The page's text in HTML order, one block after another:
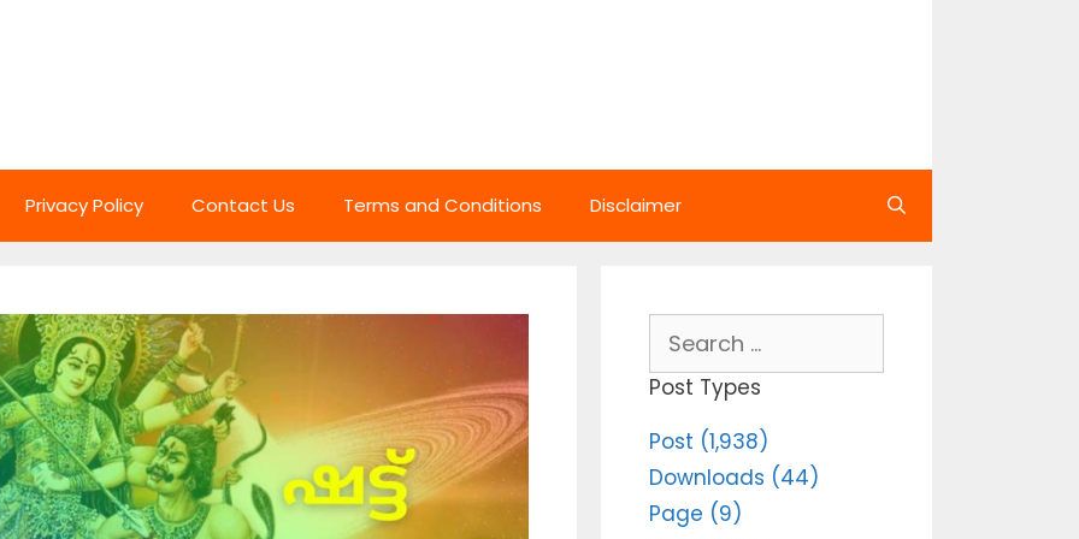
Privacy Policy Contact Us Terms and Conditions Disclaimer
for:
Post Types
Post (1,938)
Downloads (44)
Page (9)